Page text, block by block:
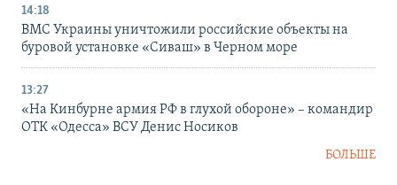
14:18
ВМС Украины уничтожили российские объекты на
буровой установке «Сиваш» в Черном море
13:27
«На Кинбурне армия РФ в глухой обороне» – командир
ОТК «Одесса» ВСУ Денис Носиков
БОЛЬШЕ